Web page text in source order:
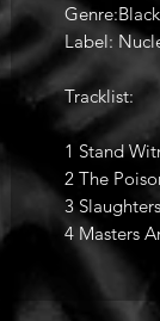
Label:
Tracklist:
1 Stand
2 The
3
4 Masters